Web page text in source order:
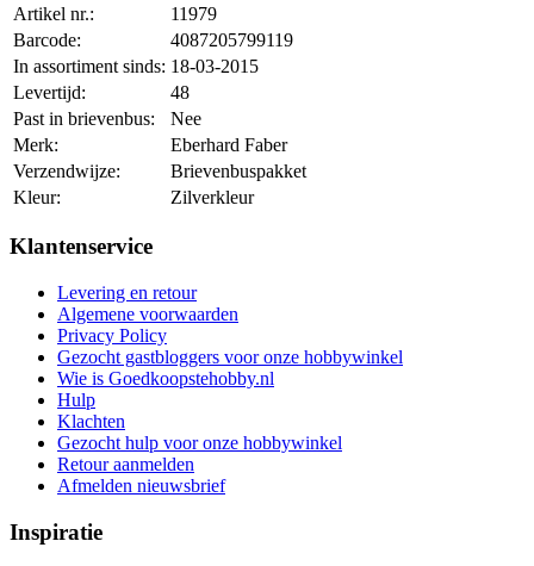
Artikel nr.:
11979
Barcode:
4087205799119
In assortiment sinds: 18-03-2015
Levertijd:
48
Past in brievenbus:
Nee
Merk:
Eberhard Faber
Verzendwijze:
Brievenbuspakket
Kleur:
Zilverkleur
Klantenservice
Levering en retour
Algemene voorwaarden
Privacy Policy
Gezocht gastbloggers voor onze hobbywinkel
Wie is Goedkoopstehobby.nl
Hulp
Klachten
Gezocht hulp voor onze hobbywinkel
Retour aanmelden
Afmelden nieuwsbrief
Inspiratie